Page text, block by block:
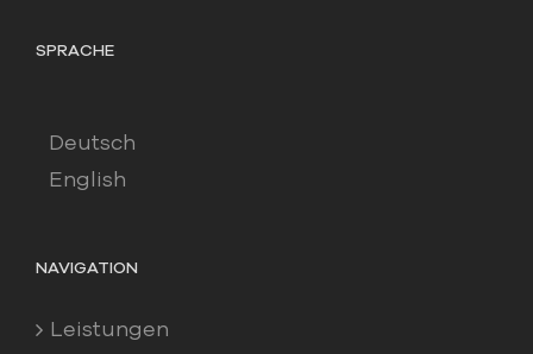
SPRACHE
Deutsch
English
NAVIGATION
Leistungen